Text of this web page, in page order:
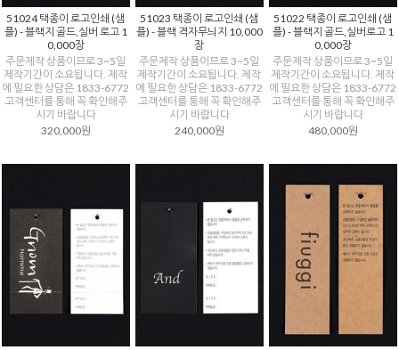
51024 택종이 로고인쇄 (샘
플) - 블랙지 골드,실버 로고 1
0,000장
주문제작 상품이므로 3~5일
제작기간이 소요됩니다. 제작
에 필요한 상담은 1833-6772
고객센터를 통해 꼭 확인해주
시기 바랍니다
320,000원
51023 택종이 로고인쇄 (샘
플) - 블랙 격자무늬지 10,000
장
주문제작 상품이므로 3~5일
제작기간이 소요됩니다. 제작
에 필요한 상담은 1833-6772
고객센터를 통해 꼭 확인해주
시기 바랍니다
240,000원
51022 택종이 로고인쇄 (샘
플) - 블랙지 골드,실버로고 1
0,000장
주문제작 상품이므로 3~5일
제작기간이 소요됩니다. 제작
에 필요한 상담은 1833-6772
고객센터를 통해 꼭 확인해주
시기 바랍니다
480,000원